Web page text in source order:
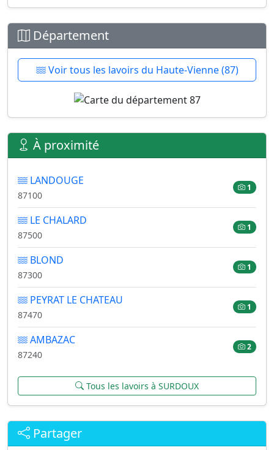
Département
Voir tous les lavoirs du Haute-Vienne (87)
À proximité
LANDOUGE
87100
1
LE CHALARD
87500
1
BLOND
87300
1
PEYRAT LE CHATEAU
87470
1
AMBAZAC
87240
2
Tous les lavoirs à SURDOUX
Partager